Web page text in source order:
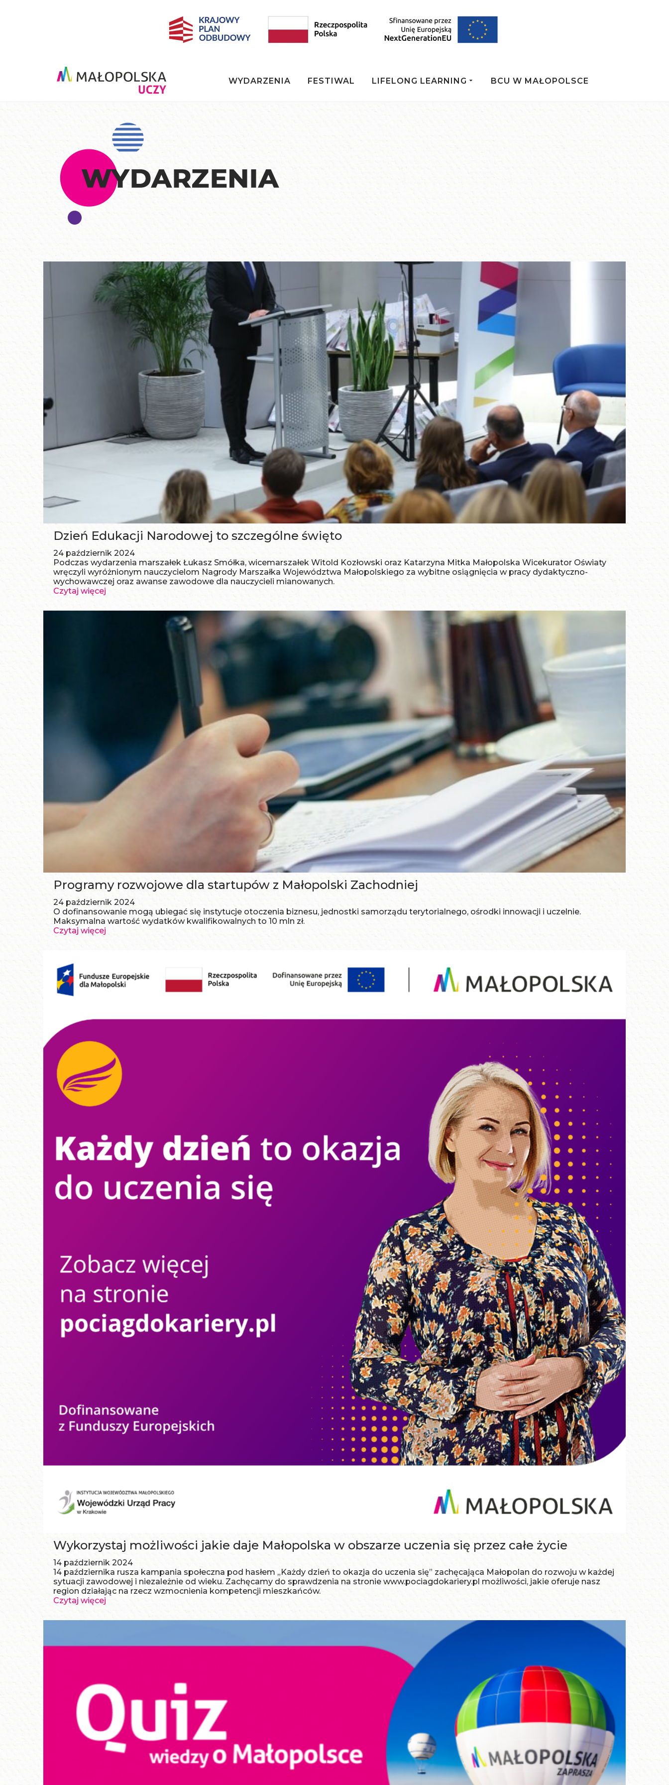
WYDARZENIA FESTIWAL LIFELONG LEARNING BCU W MAŁOPOLSCE
Dzień Edukacji Narodowej to szczególne święto
24 październik 2024
Podczas wydarzenia marszałek Łukasz Smółka, wicemarszałek Witold Kozłowski oraz Katarzyna Mitka Małopolska Wicekurator Oświaty
wręczyli wyróżnionym nauczycielom Nagrody Marszałka Województwa Małopolskiego za wybitne osiągnięcia w pracy dydaktyczno-
wychowawczej oraz awanse zawodowe dla nauczycieli mianowanych.
Czytaj więcej
Programy rozwojowe dla startupów z Małopolski Zachodniej
24 październik 2024
O dofinansowanie mogą ubiegać się instytucje otoczenia biznesu, jednostki samorządu terytorialnego, ośrodki innowacji i uczelnie.
Maksymalna wartość wydatków kwalifikowalnych to 10 mln zł.
Czytaj więcej
Wykorzystaj możliwości jakie daje Małopolska w obszarze uczenia się przez całe życie
14 październik 2024
14 października rusza kampania społeczna pod hasłem „Każdy dzień to okazja do uczenia się” zachęcająca Małopolan do rozwoju w każdej
sytuacji zawodowej i niezależnie od wieku. Zachęcamy do sprawdzenia na stronie www.pociagdokariery.pl możliwości, jakie oferuje nasz
region działając na rzecz wzmocnienia kompetencji mieszkańców.
Czytaj więcej